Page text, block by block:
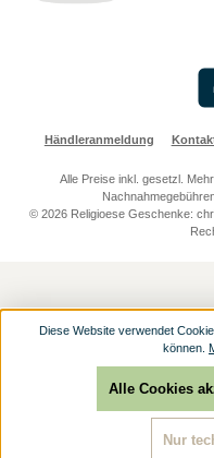
Händleranmeldung
Alle Preise inkl. gesetzl.
© 2026 Religioese Geschenke:
Diese Website verwendet
können.
Nur
Alle Cookies